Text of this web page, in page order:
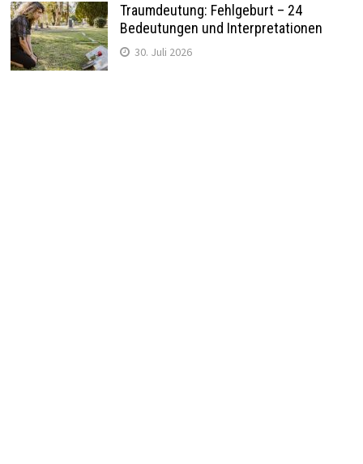
Traumdeutung: Fehlgeburt – 24
Bedeutungen und Interpretationen
30. Juli 2026